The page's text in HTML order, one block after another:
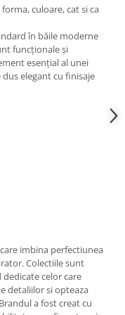
culoare, cat si ca
în băile moderne
funcționale și
esențial al unei
elegant cu finisaje
imbina perfectiunea
Colectiile sunt
celor care
detaliilor si opteaza
a fost creat cu